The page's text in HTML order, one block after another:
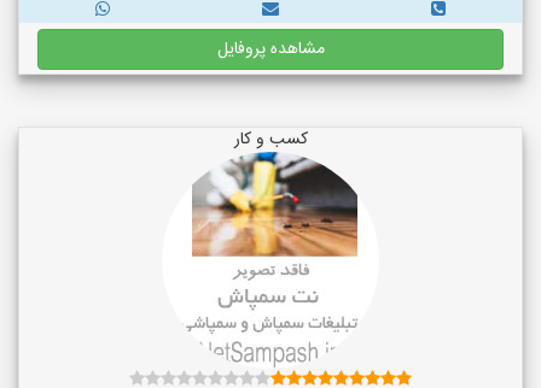
مشاهده پروفایل
کسب و کار